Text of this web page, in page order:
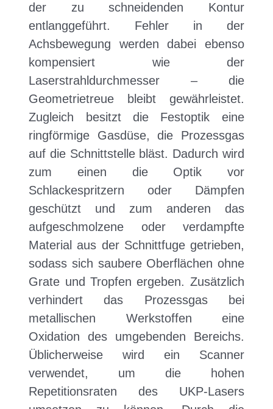
der zu schneidenden Kontur
entlanggeführt. Fehler in der
Achsbewegung werden dabei ebenso
kompensiert wie der
Laserstrahldurchmesser – die
Geometrietreue bleibt gewährleistet.
Zugleich besitzt die Festoptik eine
ringförmige Gasdüse, die Prozessgas
auf die Schnittstelle bläst. Dadurch wird
zum einen die Optik vor
Schlackespritzern oder Dämpfen
geschützt und zum anderen das
aufgeschmolzene oder verdampfte
Material aus der Schnittfuge getrieben,
sodass sich saubere Oberflächen ohne
Grate und Tropfen ergeben. Zusätzlich
verhindert das Prozessgas bei
metallischen Werkstoffen eine
Oxidation des umgebenden Bereichs.
Üblicherweise wird ein Scanner
verwendet, um die hohen
Repetitionsraten des UKP-Lasers